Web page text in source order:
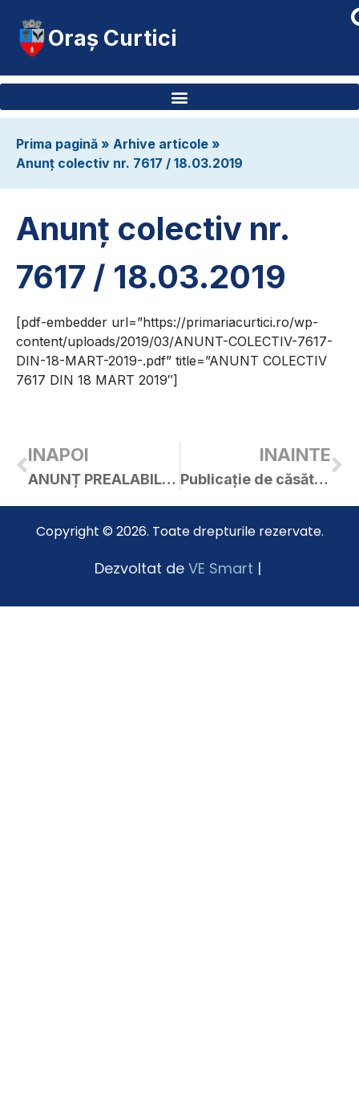
Oraș Curtici
Prima pagină » Arhive articole »
Anunț colectiv nr. 7617 / 18.03.2019
Anunț colectiv nr.
7617 / 18.03.2019
[pdf-embedder url=”https://primariacurtici.ro/wp-
content/uploads/2019/03/ANUNT-COLECTIV-7617-
DIN-18-MART-2019-.pdf” title=”ANUNT COLECTIV
7617 DIN 18 MART 2019″]
INAPOI
ANUNȚ PREALABIL PRIVIND AFIȘAREA PUBLICĂ A DOCUMENTELOR TEHNICE ALE CADASTRULUI
INAINTE
Publicație de căsătorie – Șipoș Claudiu / Baciu Andra
Copyright © 2026. Toate drepturile rezervate.
Dezvoltat de VE Smart |